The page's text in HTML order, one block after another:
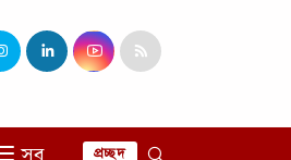
সব প্রচ্ছদ